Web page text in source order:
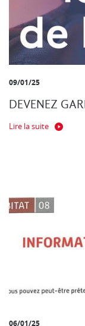
09/01/25
DEVENEZ
Lire la suite
06/01/25